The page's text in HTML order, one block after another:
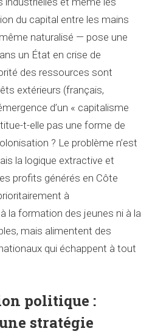
du capital entre les mains
naturalisé — pose une
un État en crise de
des ressources sont
extérieurs (français,
d’un « capitalisme
t-elle pas une forme de
? Le problème n’est
la logique extractive et
profits générés en Côte
à
la formation des jeunes ni à la
mais alimentent des
qui échappent à tout
politique :
stratégie